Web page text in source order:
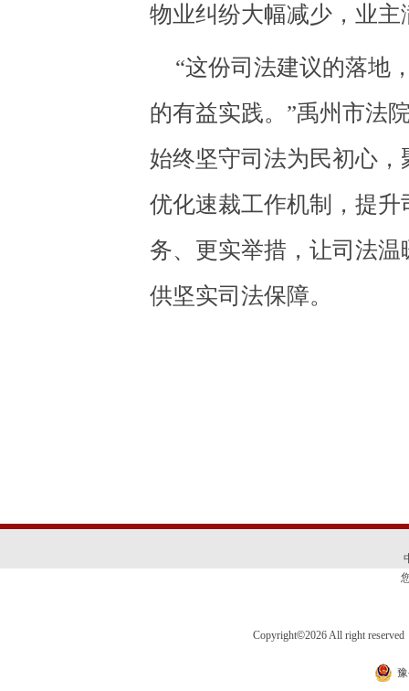
物业纠纷大幅减少，业
“这份司法建议的落地
的有益实践。”禹州市法
始终坚守司法为民初心
优化速裁工作机制，提
务、更实举措，让司法
供坚实司法保障。
Copyright©2026 All right